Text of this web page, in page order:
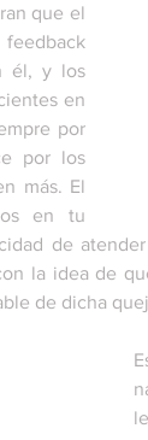
que el
él, y los
en
por
por los
más. El
en tu
de
la idea de
de dicha